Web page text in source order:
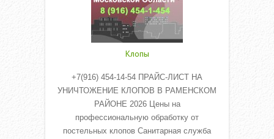
Клопы
+7(916) 454-14-54 ПРАЙС-ЛИСТ НА
УНИЧТОЖЕНИЕ КЛОПОВ В РАМЕНСКОМ
РАЙОНЕ 2026 Цены на
профессиональную обработку от
постельных клопов Санитарная служба